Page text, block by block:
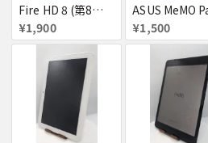
Fire HD 8 (第8世代)
¥1,900
¥1,500